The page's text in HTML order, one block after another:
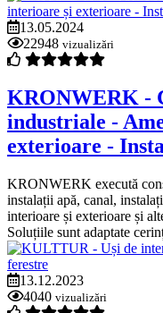
13.05.2024
22948 vizualizări
KRONWERK -
industriale -
exterioare -
KRONWERK execută
instalații apă, canal,
interioare și exterioare și
Soluțiile sunt adaptate
13.12.2023
4040 vizualizări